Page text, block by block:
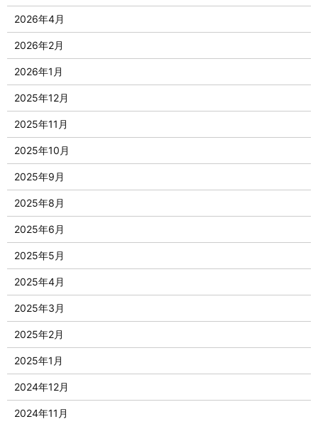
2026年4月
2026年2月
2026年1月
2025年12月
2025年11月
2025年10月
2025年9月
2025年8月
2025年6月
2025年5月
2025年4月
2025年3月
2025年2月
2025年1月
2024年12月
2024年11月